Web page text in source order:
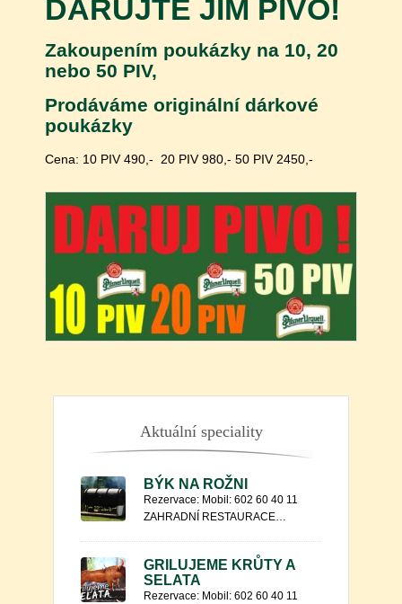
DARUJTE JIM PIVO!
Zakoupením poukázky na 10, 20
nebo 50 PIV,
Prodáváme originální dárkové
poukázky
Cena: 10 PIV 490,- 20 PIV 980,- 50 PIV 2450,-
Aktuální speciality
BÝK NA ROŽNI
Rezervace: Mobil: 602 60 40 11
ZAHRADNÍ RESTAURACE…
GRILUJEME KRŮTY A
SELATA
Rezervace: Mobil: 602 60 40 11